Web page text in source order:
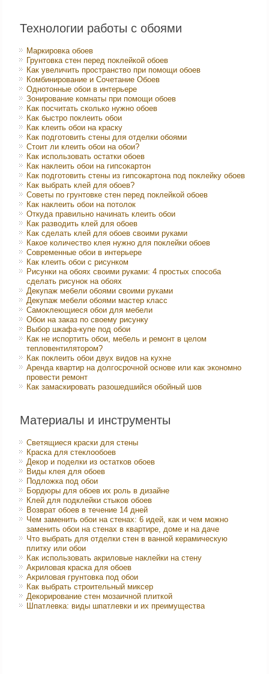
Технологии работы с обоями
Маркировка обоев
Грунтовка стен перед поклейкой обоев
Как увеличить пространство при помощи обоев
Комбинирование и Сочетание Обоев
Однотонные обои в интерьере
Зонирование комнаты при помощи обоев
Как посчитать сколько нужно обоев
Как быстро поклеить обои
Как клеить обои на краску
Как подготовить стены для отделки обоями
Стоит ли клеить обои на обои?
Как использовать остатки обоев
Как наклеить обои на гипсокартон
Как подготовить стены из гипсокартона под поклейку обоев
Как выбрать клей для обоев?
Советы по грунтовке стен перед поклейкой обоев
Как наклеить обои на потолок
Откуда правильно начинать клеить обои
Как разводить клей для обоев
Как сделать клей для обоев своими руками
Какое количество клея нужно для поклейки обоев
Современные обои в интерьере
Как клеить обои с рисунком
Рисунки на обоях своими руками: 4 простых способа
сделать рисунок на обоях
Декупаж мебели обоями своими руками
Декупаж мебели обоями мастер класс
Самоклеющиеся обои для мебели
Обои на заказ по своему рисунку
Выбор шкафа-купе под обои
Как не испортить обои, мебель и ремонт в целом
тепловентилятором?
Как поклеить обои двух видов на кухне
Аренда квартир на долгосрочной основе или как экономно
провести ремонт
Как замаскировать разошедшийся обойный шов
Материалы и инструменты
Светящиеся краски для стены
Краска для стеклообоев
Декор и поделки из остатков обоев
Виды клея для обоев
Подложка под обои
Бордюры для обоев их роль в дизайне
Клей для подклейки стыков обоев
Возврат обоев в течение 14 дней
Чем заменить обои на стенах: 6 идей, как и чем можно
заменить обои на стенах в квартире, доме и на даче
Что выбрать для отделки стен в ванной керамическую
плитку или обои
Как использовать акриловые наклейки на стену
Акриловая краска для обоев
Акриловая грунтовка под обои
Как выбрать строительный миксер
Декорирование стен мозаичной плиткой
Шпатлевка: виды шпатлевки и их преимущества